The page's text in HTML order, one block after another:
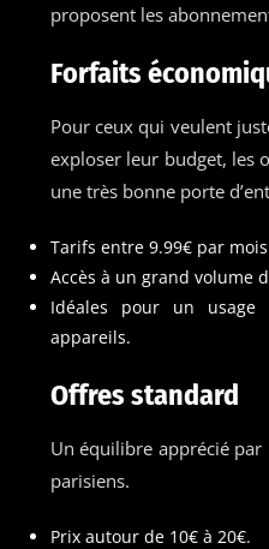
proposent les
Forfaits
Pour ceux qui veulent
exploser leur budget, les
une très bonne porte
Tarifs entre 9.99€ par
Accès à un grand volume
Idéales pour un
appareils.
Offres standard
Un équilibre apprécié
parisiens.
Prix autour de 10€ à 20€.